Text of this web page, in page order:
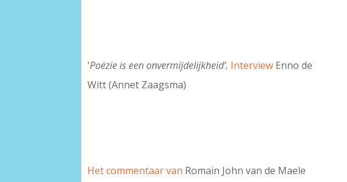
'Poëzie is een onvermijdelijkheid’. Interview Enno de
Witt (Annet Zaagsma)
Het commentaar van Romain John van de Maele